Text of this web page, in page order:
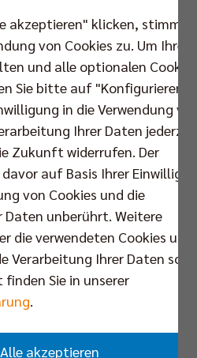
ins Finale und
Volleys aus Leipzig mit 1:2
Wochenende
Meisterschaften in
Berg) und U18 (mit
zum Auftakt in das 16er-
mit 2:1 niederrangen, lief
rund. Mit zwei 2:0-
der TeBu Volleys und
den Gruppensieg und
Phase war dann
gegen den VfB
auch im Halbfinale gegen
hatten die Berliner im
vorn. Und einen solchen
akzeptieren" klicken, stimmen
von Cookies zu. Um Ihre
und alle optionalen Cookies
Sie bitte auf "Konfigurieren".
in die Verwendung
Ihrer Daten
Zukunft widerrufen. Der
auf Basis Ihrer
von Cookies und die
Daten unberührt. Weitere
die verwendeten Cookies und
Verarbeitung Ihrer Daten
Sie in unserer
.
Alle akzeptieren